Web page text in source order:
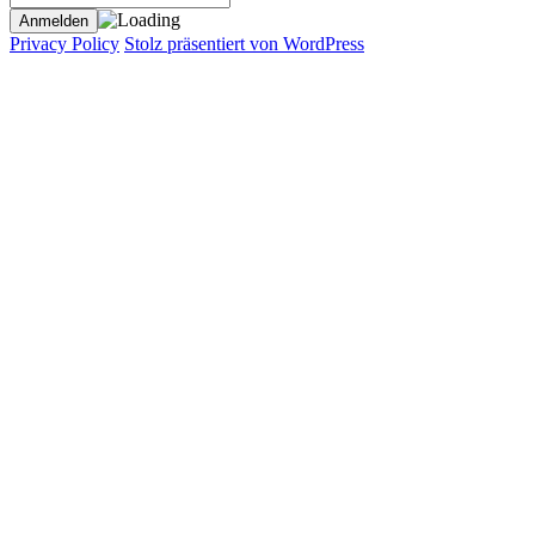
Privacy Policy Stolz präsentiert von WordPress